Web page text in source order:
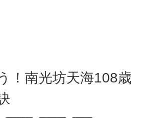
！南光坊天海108歳